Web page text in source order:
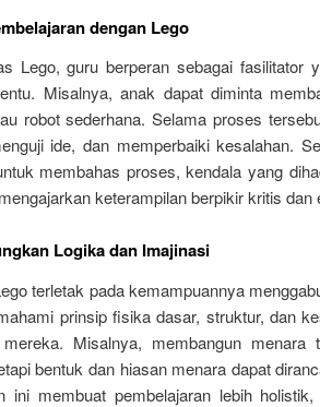
dengan Lego
Lego, guru berperan sebagai fasilitator
Misalnya, anak dapat diminta
robot sederhana. Selama proses
ide, dan memperbaiki kesalahan.
membahas proses, kendala yang
keterampilan berpikir kritis dan
Logika dan Imajinasi
terletak pada kemampuannya
prinsip fisika dasar, struktur, dan
Misalnya, membangun menara
bentuk dan hiasan menara dapat
ini membuat pembelajaran lebih